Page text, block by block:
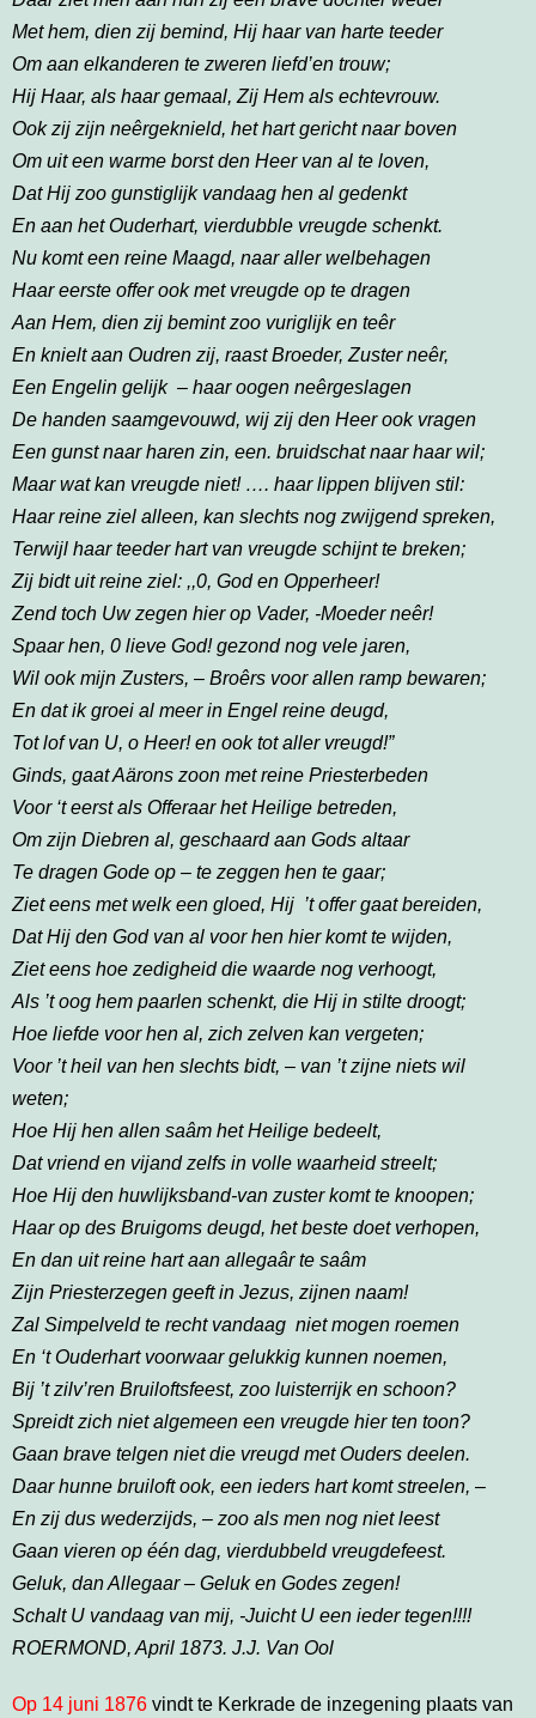
Met hem, dien zij bemind, Hij haar van harte teeder
Om aan elkanderen te zweren liefd’en trouw;
Hij Haar, als haar gemaal, Zij Hem als echtevrouw.
Ook zij zijn neêrgeknield, het hart gericht naar boven
Om uit een warme borst den Heer van al te loven,
Dat Hij zoo gunstiglijk vandaag hen al gedenkt
En aan het Ouderhart, vierdubble vreugde schenkt.
Nu komt een reine Maagd, naar aller welbehagen
Haar eerste offer ook met vreugde op te dragen
Aan Hem, dien zij bemint zoo vuriglijk en teêr
En knielt aan Oudren zij, raast Broeder, Zuster neêr,
Een Engelin gelijk – haar oogen neêrgeslagen
De handen saamgevouwd, wij zij den Heer ook vragen
Een gunst naar haren zin, een. bruidschat naar haar wil;
Maar wat kan vreugde niet! …. haar lippen blijven stil:
Haar reine ziel alleen, kan slechts nog zwijgend spreken,
Terwijl haar teeder hart van vreugde schijnt te breken;
Zij bidt uit reine ziel: ,,0, God en Opperheer!
Zend toch Uw zegen hier op Vader, -Moeder neêr!
Spaar hen, 0 lieve God! gezond nog vele jaren,
Wil ook mijn Zusters, – Broêrs voor allen ramp bewaren;
En dat ik groei al meer in Engel reine deugd,
Tot lof van U, o Heer! en ook tot aller vreugd!”
Ginds, gaat Aärons zoon met reine Priesterbeden
Voor ‘t eerst als Offeraar het Heilige betreden,
Om zijn Diebren al, geschaard aan Gods altaar
Te dragen Gode op – te zeggen hen te gaar;
Ziet eens met welk een gloed, Hij ’t offer gaat bereiden,
Dat Hij den God van al voor hen hier komt te wijden,
Ziet eens hoe zedigheid die waarde nog verhoogt,
Als ’t oog hem paarlen schenkt, die Hij in stilte droogt;
Hoe liefde voor hen al, zich zelven kan vergeten;
Voor ’t heil van hen slechts bidt, – van ’t zijne niets wil
weten;
Hoe Hij hen allen saâm het Heilige bedeelt,
Dat vriend en vijand zelfs in volle waarheid streelt;
Hoe Hij den huwlijksband-van zuster komt te knoopen;
Haar op des Bruigoms deugd, het beste doet verhopen,
En dan uit reine hart aan allegaâr te saâm
Zijn Priesterzegen geeft in Jezus, zijnen naam!
Zal Simpelveld te recht vandaag niet mogen roemen
En ‘t Ouderhart voorwaar gelukkig kunnen noemen,
Bij ’t zilv’ren Bruiloftsfeest, zoo luisterrijk en schoon?
Spreidt zich niet algemeen een vreugde hier ten toon?
Gaan brave telgen niet die vreugd met Ouders deelen.
Daar hunne bruiloft ook, een ieders hart komt streelen, –
En zij dus wederzijds, – zoo als men nog niet leest
Gaan vieren op één dag, vierdubbeld vreugdefeest.
Geluk, dan Allegaar – Geluk en Godes zegen!
Schalt U vandaag van mij, -Juicht U een ieder tegen!!!!
ROERMOND, April 1873. J.J. Van Ool
Op 14 juni 1876 vindt te Kerkrade de inzegening plaats van